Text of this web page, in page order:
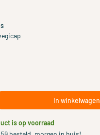
In winkelwagen
is op voorraad